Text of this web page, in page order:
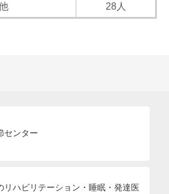
28人
センター
リハビリテーション・睡眠・発達医